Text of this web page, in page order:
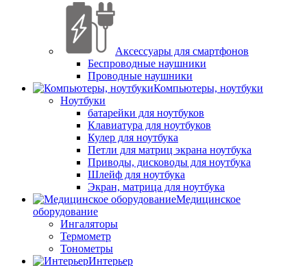
Аксессуары для смартфонов
Беспроводные наушники
Проводные наушники
Компьютеры, ноутбуки
Ноутбуки
батарейки для ноутбуков
Клавиатура для ноутбуков
Кулер для ноутбука
Петли для матриц экрана ноутбука
Приводы, дисководы для ноутбука
Шлейф для ноутбука
Экран, матрица для ноутбука
Медицинское
оборудование
Ингаляторы
Термометр
Тонометры
Интерьер